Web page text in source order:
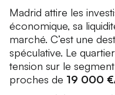
Madrid attire les
économique, sa
marché. C’est une
spéculative. Le
tension sur le
proches de 19 000